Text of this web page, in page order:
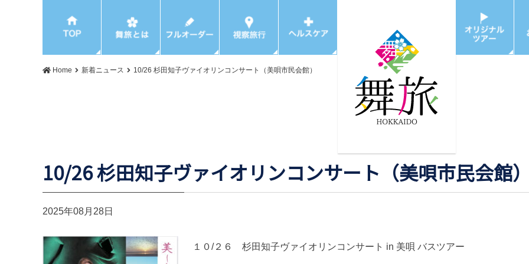
Home 新着ニュース 10/26 杉田知子ヴァイオリンコンサート（美唄市民会館）
10/26 杉田知子ヴァイオリンコンサート（美唄市民会館）
2025年08月28日
１０/２６ 杉田知子ヴァイオリンコンサート in 美唄 バスツアー